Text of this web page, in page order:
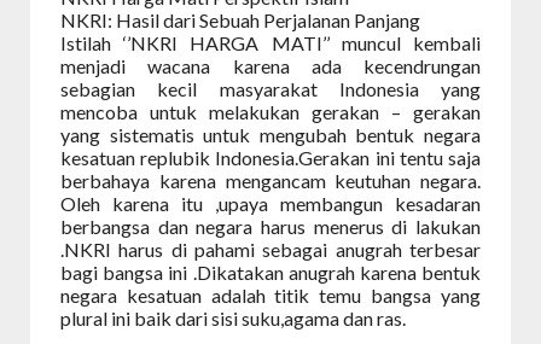
NKRI: Hasil dari Sebuah Perjalanan Panjang
Istilah ‘’NKRI HARGA MATI’’ muncul kembali
menjadi wacana karena ada kecendrungan
sebagian kecil masyarakat Indonesia yang
mencoba untuk melakukan gerakan – gerakan
yang sistematis untuk mengubah bentuk negara
kesatuan replubik Indonesia.Gerakan ini tentu saja
berbahaya karena mengancam keutuhan negara.
Oleh karena itu ,upaya membangun kesadaran
berbangsa dan negara harus menerus di lakukan
.NKRI harus di pahami sebagai anugrah terbesar
bagi bangsa ini .Dikatakan anugrah karena bentuk
negara kesatuan adalah titik temu bangsa yang
plural ini baik dari sisi suku,agama dan ras.